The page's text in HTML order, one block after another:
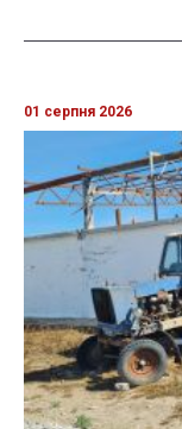
01 серпня 2026